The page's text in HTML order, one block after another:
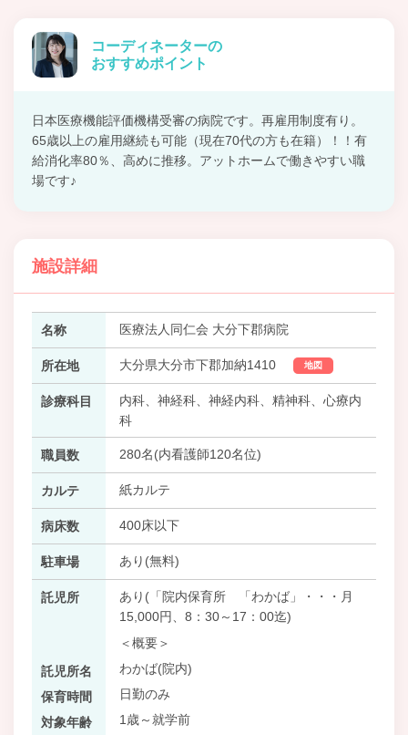
コーディネーターの
おすすめポイント
日本医療機能評価機構受審の病院です。再雇用制度有り。
65歳以上の雇用継続も可能（現在70代の方も在籍）！！有
給消化率80％、高めに推移。アットホームで働きやすい職
場です♪
施設詳細
名称 医療法人同仁会 大分下郡病院
所在地 大分県大分市下郡加納1410 地図
診療科目
内科、神経科、神経内科、精神科、心療内
科
職員数 280名(内看護師120名位)
カルテ 紙カルテ
病床数 400床以下
駐車場 あり(無料)
託児所
あり(「院内保育所 「わかば」・・・月
15,000円、8：30～17：00迄)
＜概要＞
託児所名
わかば(院内)
保育時間
日勤のみ
対象年齢
1歳～就学前